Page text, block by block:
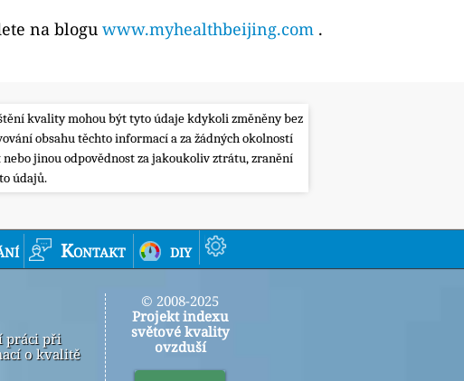
na blogu www.myhealthbeijing.com .
kvality mohou být tyto údaje kdykoli změněny bez
obsahu těchto informací a za žádných okolností
jinou odpovědnost za jakoukoliv ztrátu, zranění
údajů.
Kontakt diy
práci při
o kvalitě
© 2008-2025
Projekt indexu
světové kvality
ovzduší